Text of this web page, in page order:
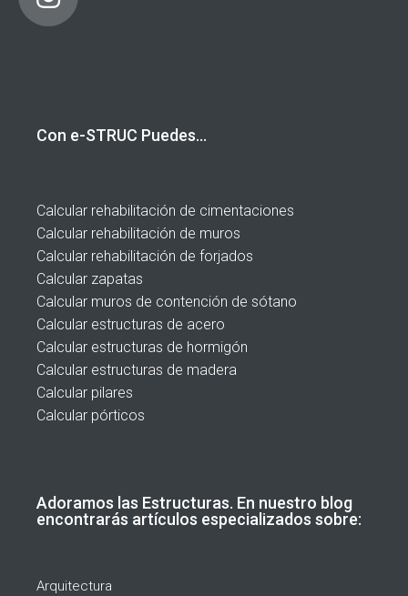
Con e-STRUC Puedes…
Calcular rehabilitación de cimentaciones
Calcular rehabilitación de muros
Calcular rehabilitación de forjados
Calcular zapatas
Calcular muros de contención de sótano
Calcular estructuras de acero
Calcular estructuras de hormigón
Calcular estructuras de madera
Calcular pilares
Calcular pórticos
Adoramos las Estructuras. En nuestro blog
encontrarás artículos especializados sobre:
Arquitectura